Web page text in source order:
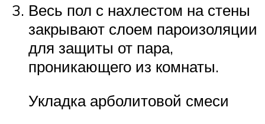
Весь пол с нахлестом на стены
закрывают слоем пароизоляции
для защиты от пара,
проникающего из комнаты.
Укладка арболитовой смеси